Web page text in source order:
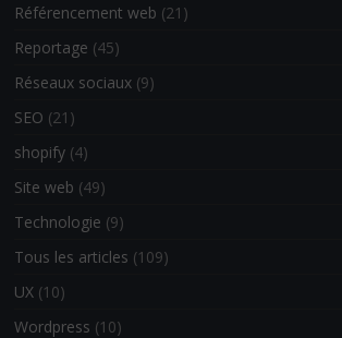
Référencement web (21)
Reportage (45)
Réseaux sociaux (9)
SEO (21)
shopify (4)
Site web (49)
Technologie (9)
Tous les articles (109)
UX (10)
Wordpress (10)